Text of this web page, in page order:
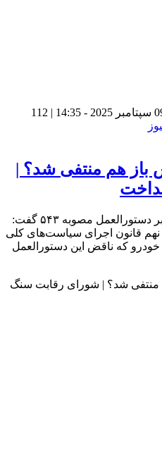
112
هم منتفی شد؟ |
سخنگوی شورای رقابت با تاکید بر دستورالعمل مصوبه ۵۴۳ گفت:
نهم قانون اجرای سیاست‌های کلی
خودرو که ناقض این دستورالعمل